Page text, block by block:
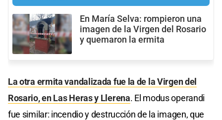
En María Selva: rompieron una
imagen de la Virgen del Rosario
y quemaron la ermita
La otra ermita vandalizada fue la de la Virgen del
Rosario, en Las Heras y Llerena. El modus operandi
fue similar: incendio y destrucción de la imagen, que